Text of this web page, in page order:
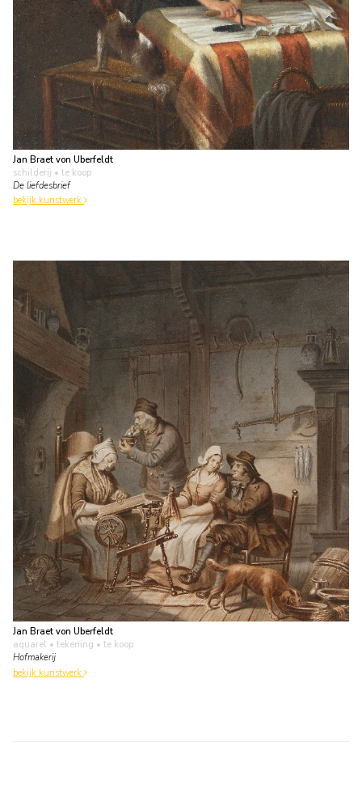
Jan Braet von Uberfeldt
schilderij • te koop
De liefdesbrief
bekijk kunstwerk
Jan Braet von Uberfeldt
aquarel • tekening • te koop
Hofmakerij
bekijk kunstwerk